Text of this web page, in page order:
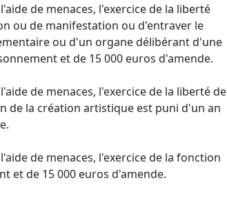
de menaces, l'exercice de la liberté
ou de manifestation ou d'entraver le
ou d'un organe délibérant d'une
et de 15 000 euros d'amende.
de menaces, l'exercice de la liberté de
de la création artistique est puni d'un an
de menaces, l'exercice de la fonction
et de 15 000 euros d'amende.